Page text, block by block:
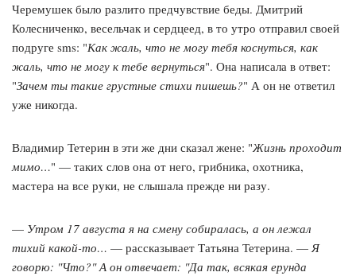
Черемушек было разлито предчувствие беды. Дмитрий
Колесниченко, весельчак и сердцеед, в то утро отправил своей
подруге sms: "Как жаль, что не могу тебя коснуться, как
жаль, что не могу к тебе вернуться". Она написала в ответ:
"Зачем ты такие грустные стихи пишешь?" А он не ответил
уже никогда.
Владимир Тетерин в эти же дни сказал жене: "Жизнь проходит
мимо…" — таких слов она от него, грибника, охотника,
мастера на все руки, не слышала прежде ни разу.
— Утром 17 августа я на смену собиралась, а он лежал
тихий какой-то… — рассказывает Татьяна Тетерина. —Я
говорю: "Что?" А он отвечает: "Да так, всякая ерунда